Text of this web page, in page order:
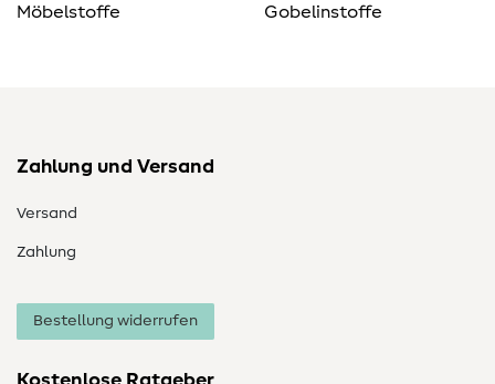
Möbelstoffe
Gobelinstoffe
Zahlung und Versand
Versand
Zahlung
Bestellung widerrufen